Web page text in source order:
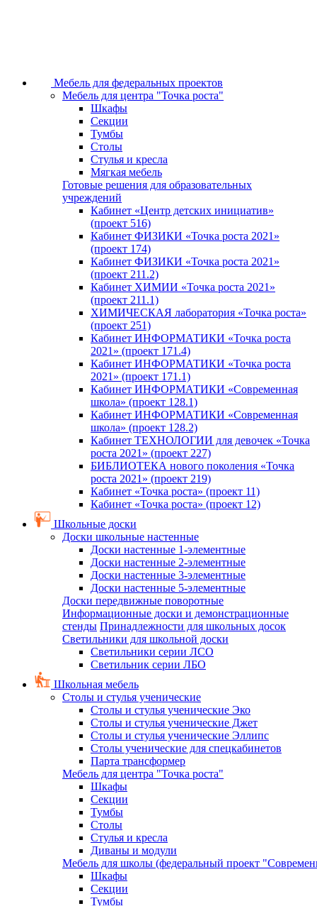
Мебель для федеральных проектов
Мебель для центра "Точка роста"
Шкафы
Секции
Тумбы
Столы
Стулья и кресла
Мягкая мебель
Готовые решения для образовательных
учреждений
Кабинет «Центр детских инициатив»
(проект 516)
Кабинет ФИЗИКИ «Точка роста 2021»
(проект 174)
Кабинет ФИЗИКИ «Точка роста 2021»
(проект 211.2)
Кабинет ХИМИИ «Точка роста 2021»
(проект 211.1)
ХИМИЧЕСКАЯ лаборатория «Точка роста»
(проект 251)
Кабинет ИНФОРМАТИКИ «Точка роста
2021» (проект 171.4)
Кабинет ИНФОРМАТИКИ «Точка роста
2021» (проект 171.1)
Кабинет ИНФОРМАТИКИ «Современная
школа» (проект 128.1)
Кабинет ИНФОРМАТИКИ «Современная
школа» (проект 128.2)
Кабинет ТЕХНОЛОГИИ для девочек «Точка
роста 2021» (проект 227)
БИБЛИОТЕКА нового поколения «Точка
роста 2021» (проект 219)
Кабинет «Точка роста» (проект 11)
Кабинет «Точка роста» (проект 12)
Школьные доски
Доски школьные настенные
Доски настенные 1-элементные
Доски настенные 2-элементные
Доски настенные 3-элементные
Доски настенные 5-элементные
Доски передвижные поворотные
Информационные доски и демонстрационные
стенды Принадлежности для школьных досок
Светильники для школьной доски
Светильники серии ЛСО
Светильник серии ЛБО
Школьная мебель
Столы и стулья ученические
Столы и стулья ученические Эко
Столы и стулья ученические Джет
Столы и стулья ученические Эллипс
Столы ученические для спецкабинетов
Парта трансформер
Мебель для центра "Точка роста"
Шкафы
Секции
Тумбы
Столы
Стулья и кресла
Диваны и модули
Мебель для школы (федеральный проект
Шкафы
Секции
Тумбы